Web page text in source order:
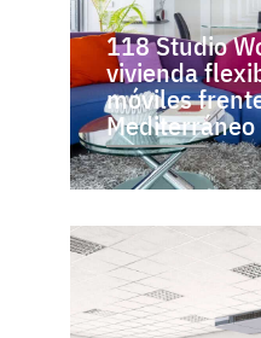
118 Studio
vivienda
móviles
Mediterráneo